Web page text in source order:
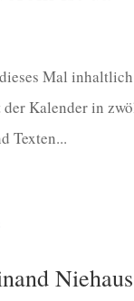
Mal
Kalender in
Texten...
Niehaus